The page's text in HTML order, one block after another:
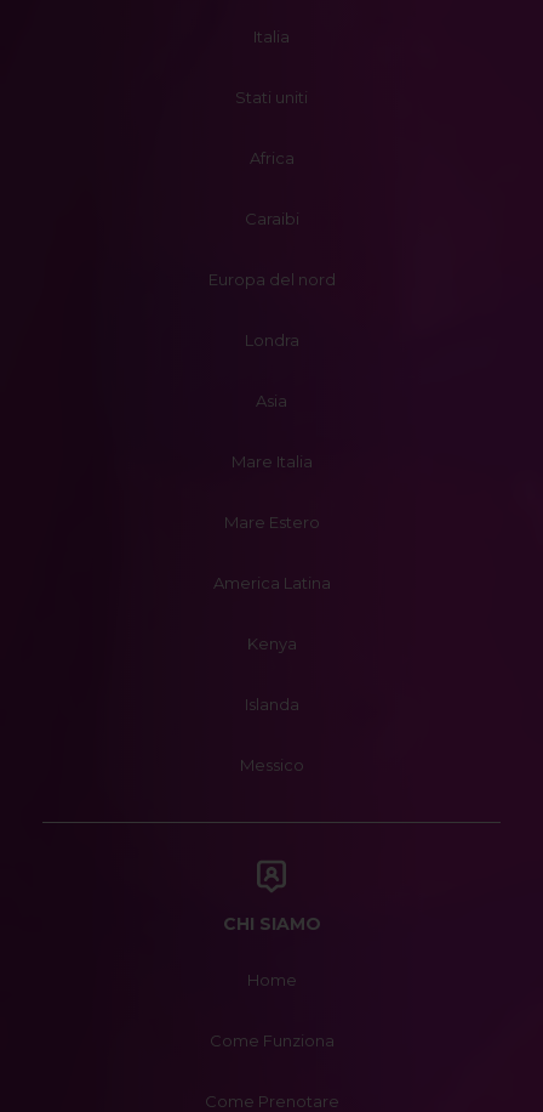
Italia
Stati uniti
Africa
Caraibi
Europa del nord
Londra
Asia
Mare Italia
Mare Estero
America Latina
Kenya
Islanda
Messico
CHI SIAMO
Home
Come Funziona
Come Prenotare